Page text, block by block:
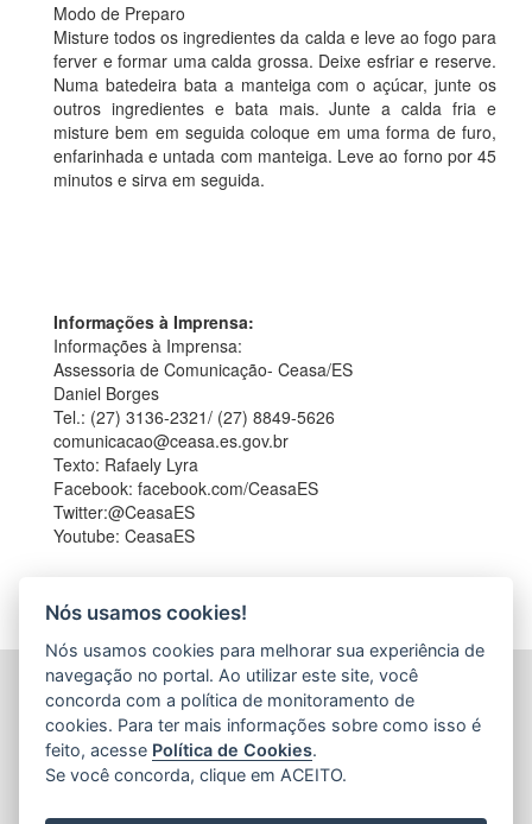
Modo de Preparo
Misture todos os ingredientes da calda e leve ao fogo para
ferver e formar uma calda grossa. Deixe esfriar e reserve.
Numa batedeira bata a manteiga com o açúcar, junte os
outros ingredientes e bata mais. Junte a calda fria e
misture bem em seguida coloque em uma forma de furo,
enfarinhada e untada com manteiga. Leve ao forno por 45
minutos e sirva em seguida.
Informações à Imprensa:
Informações à Imprensa:
Assessoria de Comunicação- Ceasa/ES
Daniel Borges
Tel.: (27) 3136-2321/ (27) 8849-5626
comunicacao@ceasa.es.gov.br
Texto: Rafaely Lyra
Facebook: facebook.com/CeasaES
Twitter:@CeasaES
Youtube: CeasaES
CENTRAIS DE ABASTECIMENTO DO ESPÍRITO SANTO
S.A. (CEASA-ES)
Avenida Mario Gurgel, nº 5468 - Vila Capixaba
CEP: 29148906 - Cariacica / ES
Tel.: 27 3336-1603
Nós usamos cookies!
Nós usamos cookies para melhorar sua experiência de
navegação no portal. Ao utilizar este site, você
concorda com a política de monitoramento de
cookies. Para ter mais informações sobre como isso é
feito, acesse Política de Cookies.
Se você concorda, clique em ACEITO.